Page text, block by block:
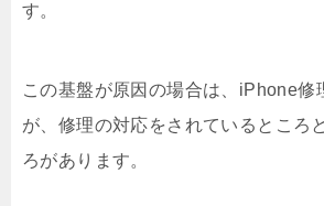
す。
この基盤が原因の場合は、iPhone修
が、修理の対応をされているところ
ろがあります。